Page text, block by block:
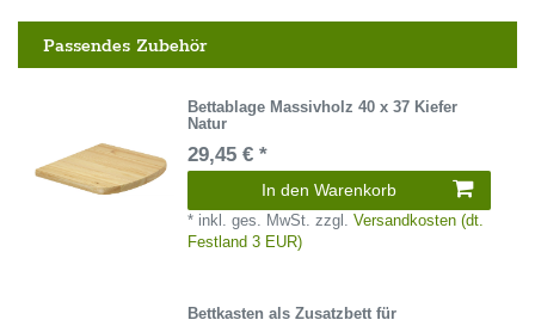
Passendes Zubehör
Bettablage Massivholz 40 x 37 Kiefer
Natur
29,45 € *
In den Warenkorb
* inkl. ges. MwSt. zzgl.Versandkosten (dt.
Festland 3 EUR)
Bettkasten als Zusatzbett für